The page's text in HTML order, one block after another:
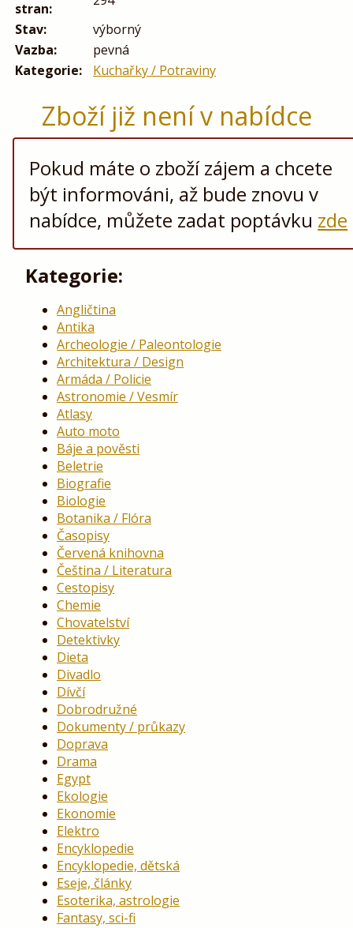
stran:
Stav:
výborný
Vazba:
pevná
Kategorie:
Kuchařky / Potraviny
Zboží již není v nabídce
Pokud máte o zboží zájem a chcete
být informováni, až bude znovu v
nabídce, můžete zadat poptávku zde
Kategorie:
Angličtina
Antika
Archeologie / Paleontologie
Architektura / Design
Armáda / Policie
Astronomie / Vesmír
Atlasy
Auto moto
Báje a pověsti
Beletrie
Biografie
Biologie
Botanika / Flóra
Časopisy
Červená knihovna
Čeština / Literatura
Cestopisy
Chemie
Chovatelství
Detektivky
Dieta
Divadlo
Dívčí
Dobrodružné
Dokumenty / průkazy
Doprava
Drama
Egypt
Ekologie
Ekonomie
Elektro
Encyklopedie
Encyklopedie, dětská
Eseje, články
Esoterika, astrologie
Fantasy, sci-fi